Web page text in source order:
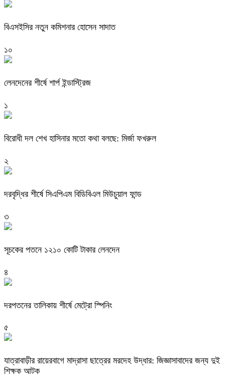
বিএসইসির নতুন কমিশনার হোসেন সাদাত
১০
লেনদেনের শীর্ষে শার্প ইন্ডাস্ট্রিজ
১
বিরোধী দল শেখ হাসিনার মতো কথা বলছে: মির্জা ফখরুল
২
দরবৃদ্ধির শীর্ষে সিএপিএম বিডিবিএল মিউচুয়াল ফান্ড
৩
সূচকের পতনে ১২১০ কোটি টাকার লেনদেন
৪
দরপতনের তালিকায় শীর্ষে মেট্রো স্পিনিং
৫
যাত্রাবাড়ীর রায়েরবাগে মাদ্রাসা ছাত্রের মরদেহ উদ্ধার: জিজ্ঞাসাবাদের জন্য দুই
শিক্ষক আটক